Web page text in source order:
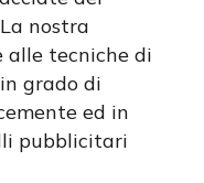
nostra
alle tecniche di
grado di
ed in
pubblicitari